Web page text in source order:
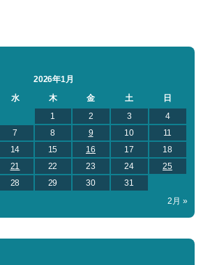
2026年1月
水 木 金 土
日
1
2 3
4
7 8 9 10
11
14 15 16 17
18
21 22 23 24
25
28 29 30
31
2月 »